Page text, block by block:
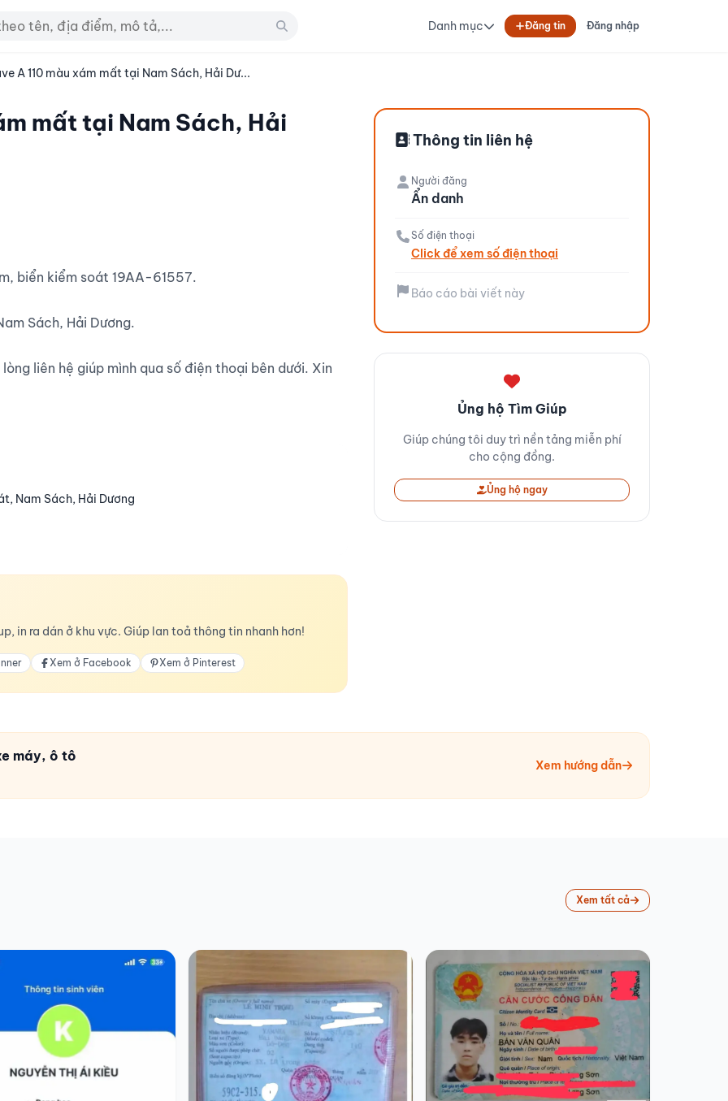
Danh mục Đăng tin Đăng nhập
A 110 màu xám mất tại Nam Sách, Hải Dư...
mất tại Nam Sách, Hải
Sách, Hải Dương.
liên hệ giúp mình qua số điện thoại bên dưới. Xin
Nam Sách, Hải Dương
in ra dán ở khu vực. Giúp lan toả thông tin nhanh hơn!
Xem ở Facebook Xem ở Pinterest
Thông tin liên hệ
Người đăng
Ẩn danh
Số điện thoại
Click để xem số điện thoại
Báo cáo bài viết này
Ủng hộ Tìm Giúp
Giúp chúng tôi duy trì nền tảng miễn phí
cho cộng đồng.
Ủng hộ ngay
máy, ô tô
Xem hướng dẫn
Xem tất cả